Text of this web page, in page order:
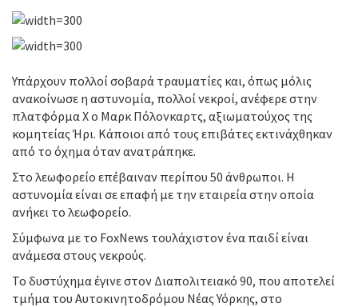
Υπάρχουν πολλοί σοβαρά τραυματίες και, όπως μόλις
ανακοίνωσε η αστυνομία, πολλοί νεκροί, ανέφερε στην
πλατφόρμα Χ ο Μαρκ Πόλονκαρτς, αξιωματούχος της
κομητείας Ήρι. Κάποιοι από τους επιβάτες εκτινάχθηκαν
από το όχημα όταν ανατράπηκε.
Στο λεωφορείο επέβαιναν περίπου 50 άνθρωποι. Η
αστυνομία είναι σε επαφή με την εταιρεία στην οποία
ανήκει το λεωφορείο.
Σύμφωνα με το FoxNews τουλάχιστον ένα παιδί είναι
ανάμεσα στους νεκρούς.
Το δυστύχημα έγινε στον Διαπολιτειακό 90, που αποτελεί
τμήμα του Αυτοκινητοδρόμου Νέας Υόρκης, στο